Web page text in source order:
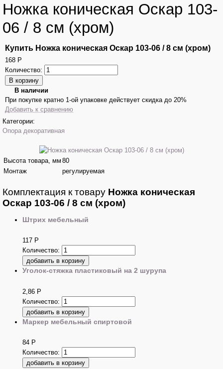
Ножка коническая Оскар 103-
06 / 8 см (хром)
Купить Ножка коническая Оскар 103-06 / 8 см (хром)
168 Р
Количество:
В наличии
При покупке кратно 1-ой упаковке действует скидка до 20%
Добавить к сравнению
Категории:
Опора декоративная
Высота товара, мм 80
Монтаж
регулируемая
Комплектация к товару Ножка коническая
Оскар 103-06 / 8 см (хром)
Штрих мебельный
117 Р
Количество:
Уголок-стяжка пластиковый на 2 шурупа
2,86 Р
Количество:
Маркер мебельный спиртовой
84 Р
Количество: